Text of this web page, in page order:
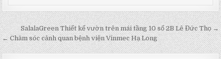
Điều
hướng
SalalaGreen Thiết kế vườn trên mái tầng 10 số 2B Lê Đức Thọ →
← Chăm sóc cảnh quan bệnh viện Vinmec Hạ Long